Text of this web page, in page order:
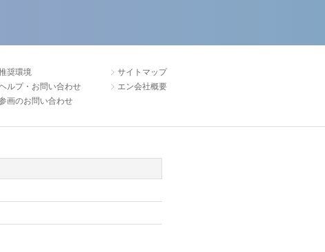
奨環境
ルプ・お問い合わせ
画のお問い合わせ
サイトマップ
エン会社概要